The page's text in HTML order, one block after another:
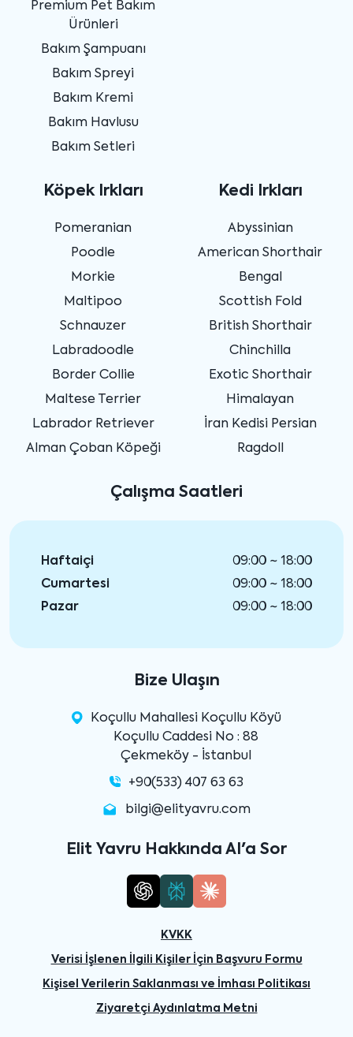
Premium Pet Bakım
Ürünleri
Bakım Şampuanı
Bakım Spreyi
Bakım Kremi
Bakım Havlusu
Bakım Setleri
Köpek Irkları
Pomeranian
Poodle
Morkie
Maltipoo
Schnauzer
Labradoodle
Border Collie
Maltese Terrier
Labrador Retriever
Alman Çoban Köpeği
Kedi Irkları
Abyssinian
American Shorthair
Bengal
Scottish Fold
British Shorthair
Chinchilla
Exotic Shorthair
Himalayan
İran Kedisi Persian
Ragdoll
Çalışma Saatleri
Haftaiçi
09:00 ~ 18:00
Cumartesi
09:00 ~ 18:00
Pazar
09:00 ~ 18:00
Bize Ulaşın
Koçullu Mahallesi Koçullu Köyü
Koçullu Caddesi No : 88
Çekmeköy - İstanbul
+90(533) 407 63 63
bilgi@elityavru.com
Elit Yavru Hakkında AI'a Sor
KVKK
Verisi İşlenen İlgili Kişiler İçin Başvuru Formu
Kişisel Verilerin Saklanması ve İmhası Politikası
Ziyaretçi Aydınlatma Metni